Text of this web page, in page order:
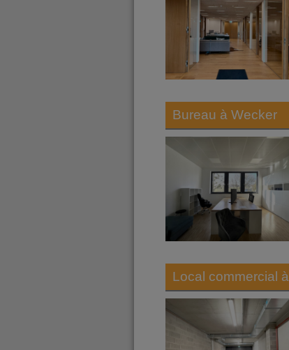
Bureau à Wecker
Local commercial à